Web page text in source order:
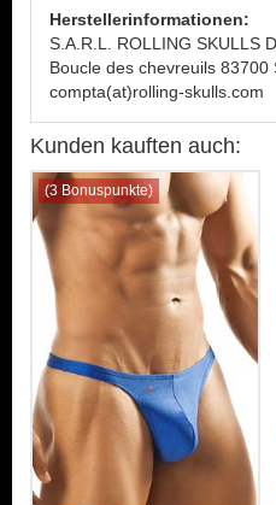
Herstellerinformationen:
S.A.R.L. ROLLING SKULLS
Boucle des chevreuils 83700
compta(at)rolling-skulls.com
Kunden kauften auch:
(3 Bonuspunkte)